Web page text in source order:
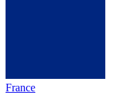
France